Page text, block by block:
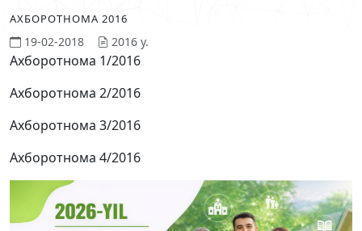
АХБОРОТНОМА 2016
19-02-2018 2016 y.
Ахборотнома 1/2016
Ахборотнома 2/2016
Ахборотнома 3/2016
Ахборотнома 4/2016